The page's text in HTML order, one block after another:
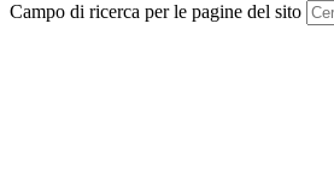
Campo di ricerca per le pagine del sito